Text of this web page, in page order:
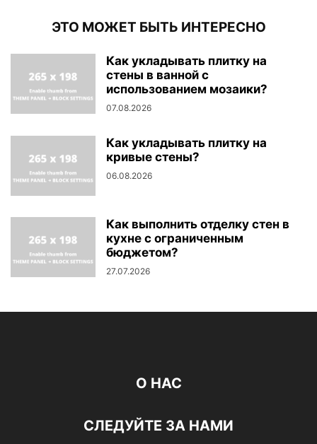
ЭТО МОЖЕТ БЫТЬ ИНТЕРЕСНО
Как укладывать плитку на
стены в ванной с
использованием мозаики?
07.08.2026
Как укладывать плитку на
кривые стены?
06.08.2026
Как выполнить отделку стен в
кухне с ограниченным
бюджетом?
27.07.2026
О НАС
СЛЕДУЙТЕ ЗА НАМИ